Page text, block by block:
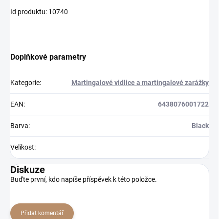
Id produktu: 10740
Doplňkové parametry
Kategorie: Martingalové vidlice a martingalové zarážky
EAN: 6438076001722
Barva: Black
Velikost:
Diskuze
Buďte první, kdo napíše příspěvek k této položce.
Přidat komentář